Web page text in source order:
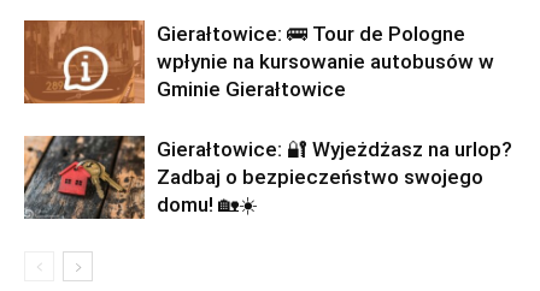
Gierałtowice: 🚌 Tour de Pologne
wpłynie na kursowanie autobusów w
Gminie Gierałtowice
Gierałtowice: 🔐 Wyjeżdżasz na urlop?
Zadbaj o bezpieczeństwo swojego
domu! 🏡☀️